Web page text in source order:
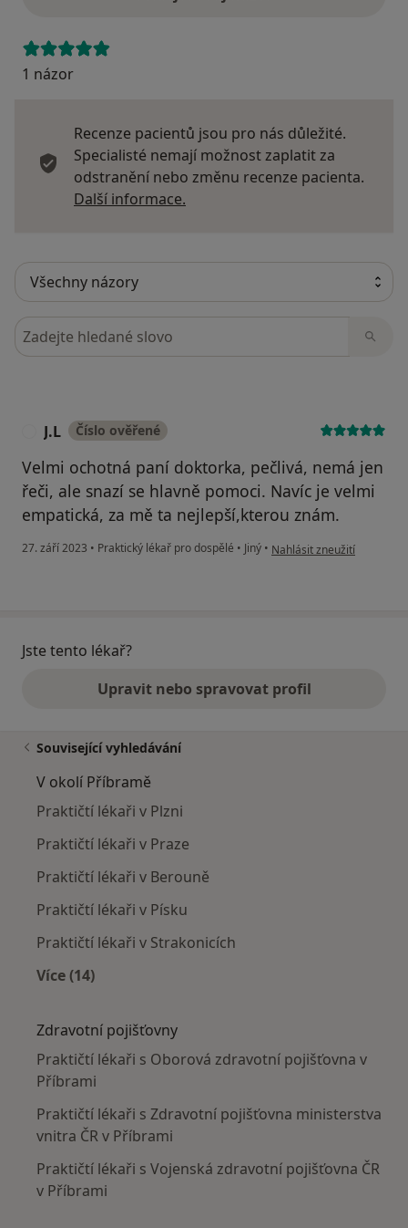
1 názor
Recenze pacientů jsou pro nás důležité.
Specialisté nemají možnost zaplatit za
odstranění nebo změnu recenze pacienta.
Další informace.
Hledejte v názorech
J.L Číslo ověřené
Velmi ochotná paní doktorka, pečlivá, nemá jen
řeči, ale snazí se hlavně pomoci. Navíc je velmi
empatická, za mě ta nejlepší,kterou znám.
27. září 2023 • Praktický lékař pro dospělé • Jiný • podle názoru uživatele J.L
Nahlásit zneužití
Jste tento lékař?
Upravit nebo spravovat profil
Související vyhledávání
V okolí Příbramě
Praktičtí lékaři v Plzni
Praktičtí lékaři v Praze
Praktičtí lékaři v Berouně
Praktičtí lékaři v Písku
Praktičtí lékaři v Strakonicích
Více (14)
Zdravotní pojišťovny
Praktičtí lékaři s Oborová zdravotní pojišťovna v
Příbrami
Praktičtí lékaři s Zdravotní pojišťovna ministerstva
vnitra ČR v Příbrami
Praktičtí lékaři s Vojenská zdravotní pojišťovna ČR
v Příbrami